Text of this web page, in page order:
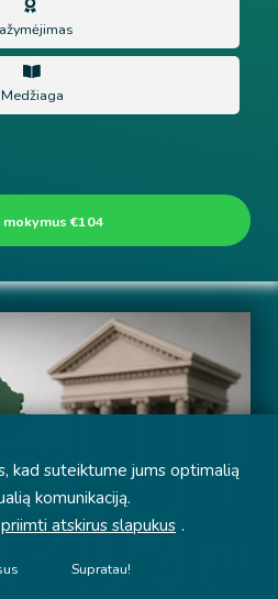
Medžiaga
€104
kad suteiktume jums optimalią
komunikaciją.
priimti atskirus slapukus .
Supratau!